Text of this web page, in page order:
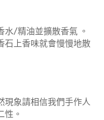
水/精油並擴散香氣 。
上香味就會慢慢地散
現象請相信我們手作人
性。